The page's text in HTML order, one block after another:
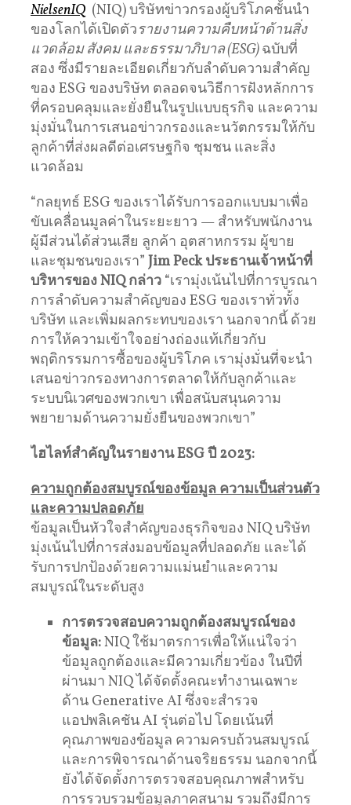
NielsenIQ(NIQ) บริษัทข่าวกรองผู้บริโภคชั้นนํา
ของโลกได้เปิดตัวรายงานความคืบหน้าด้านสิ่ง
แวดล้อม สังคม และธรรมาภิบาล (ESG)ฉบับที่
สอง ซึ่งมีรายละเอียดเกี่ยวกับลําดับความสําคัญ
ของ ESG ของบริษัท ตลอดจนวิธีการฝังหลักการ
ที่ครอบคลุมและยั่งยืนในรูปแบบธุรกิจ และความ
มุ่งมั่นในการเสนอข่าวกรองและนวัตกรรมให้กับ
ลูกค้าที่ส่งผลดีต่อเศรษฐกิจ ชุมชน และสิ่ง
แวดล้อม
“กลยุทธ์ ESG ของเราได้รับการออกแบบมาเพื่อ
ขับเคลื่อนมูลค่าในระยะยาว — สําหรับพนักงาน
ผู้มีส่วนได้ส่วนเสีย ลูกค้า อุตสาหกรรม ผู้ขาย
และชุมชนของเรา” Jim Peck ประธานเจ้าหน้าที่
บริหารของ NIQ กล่าว “เรามุ่งเน้นไปที่การบูรณา
การลําดับความสําคัญของ ESG ของเราทั่วทั้ง
บริษัท และเพิ่มผลกระทบของเรา นอกจากนี้ ด้วย
การให้ความเข้าใจอย่างถ่องแท้เกี่ยวกับ
พฤติกรรมการซื้อของผู้บริโภค เรามุ่งมั่นที่จะนํา
เสนอข่าวกรองทางการตลาดให้กับลูกค้าและ
ระบบนิเวศของพวกเขา เพื่อสนับสนุนความ
พยายามด้านความยั่งยืนของพวกเขา”
ไฮไลท์สำคัญในรายงาน ESG ปี 2023:
ความถูกต้องสมบูรณ์ของข้อมูล ความเป็นส่วนตัว
และความปลอดภัย
ข้อมูลเป็นหัวใจสําคัญของธุรกิจของ NIQ บริษัท
มุ่งเน้นไปที่การส่งมอบข้อมูลที่ปลอดภัย และได้
รับการปกป้องด้วยความแม่นยําและความ
สมบูรณ์ในระดับสูง
การตรวจสอบความถูกต้องสมบูรณ์ของ
ข้อมูล:NIQ ใช้มาตรการเพื่อให้แน่ใจว่า
ข้อมูลถูกต้องและมีความเกี่ยวข้อง ในปีที่
ผ่านมา NIQ ได้จัดตั้งคณะทํางานเฉพาะ
ด้าน Generative AI ซึ่งจะสํารวจ
แอปพลิเคชัน AI รุ่นต่อไป โดยเน้นที่
คุณภาพของข้อมูล ความครบถ้วนสมบูรณ์
และการพิจารณาด้านจริยธรรม นอกจากนี้
ยังได้จัดตั้งการตรวจสอบคุณภาพสําหรับ
การรวบรวมข้อมูลภาคสนาม รวมถึงมีการ